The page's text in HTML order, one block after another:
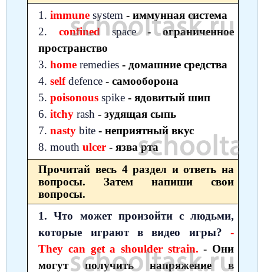
1. immune system - иммунная система
2. confined space- ограниченное
пространство
3.home remedies - домашние средства
4.self defence - самооборона
5.poisonous spike- ядовитый шип
6. itchyrash - зудящая сыпь
7. nasty bite - неприятный вкус
8. mouthulcer- язва рта
Прочитай весь 4 раздел и ответь на
вопросы. Затем напиши свои
вопросы.
1. Что может произойти с людьми,
которые играют в видео игры? -
They can get a shoulder strain.- Они
могут получить напряжение в